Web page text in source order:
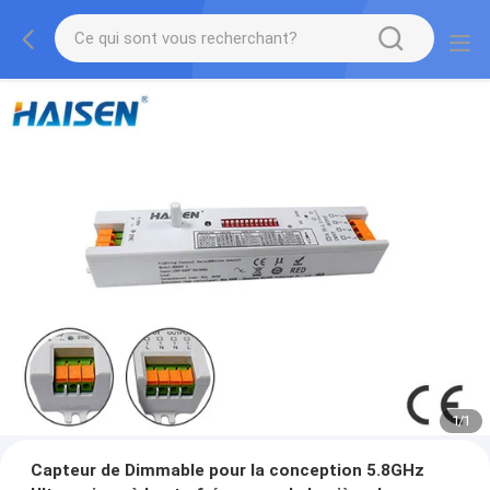
1/1
Capteur de Dimmable pour la conception 5.8GHz